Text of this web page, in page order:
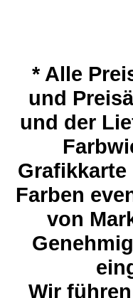
*Alle
und
und der
Farben
von
Wir